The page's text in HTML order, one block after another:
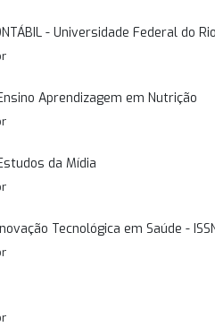
- Universidade Federal do
Aprendizagem em Nutrição
da Mídia
Tecnológica em Saúde -